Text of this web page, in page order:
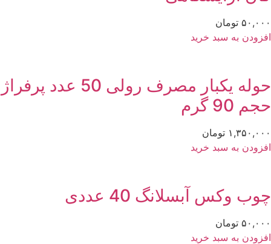
تومان
به سبد خرید
حوله یکبار مصرف رولی 50 عدد پرفراژ
90 گرم
تومان
به سبد خرید
وکس آبسلانگ 40 عددی
تومان
به سبد خرید